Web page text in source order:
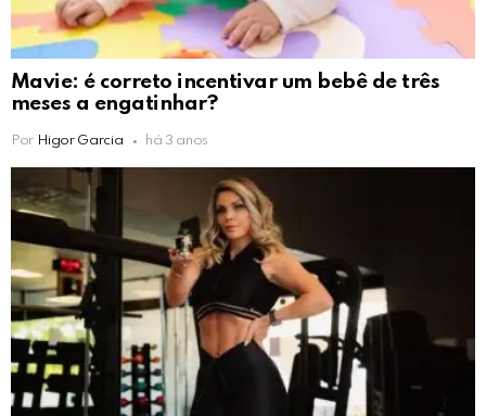
Mavie: é correto incentivar um bebê de três
meses a engatinhar?
Por Higor Garcia há 3 anos